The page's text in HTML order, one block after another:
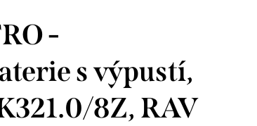
-
s výpustí,
8Z, RAV